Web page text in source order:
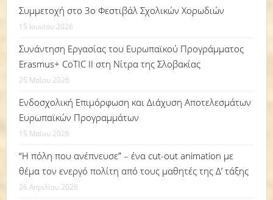
Συμμετοχή στο 3ο Φεστιβάλ Σχολικών Χορωδιών
15 Ιουνίου 2026
Συνάντηση Εργασίας του Ευρωπαϊκού Προγράμματος
Erasmus+ CoTIC II στη Νίτρα της Σλοβακίας
25 Μαΐου 2026
Ενδοσχολική Επιμόρφωση και Διάχυση Αποτελεσμάτων
Ευρωπαϊκών Προγραμμάτων
15 Μαΐου 2026
“Η πόλη που ανέπνευσε” – ένα cut-out animation με
θέμα τον ενεργό πολίτη από τους μαθητές της Δ’ τάξης
26 Απριλίου 2026